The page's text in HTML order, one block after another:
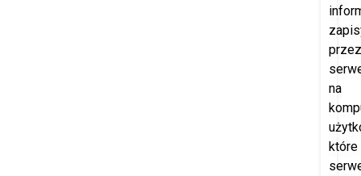
przez
na
które